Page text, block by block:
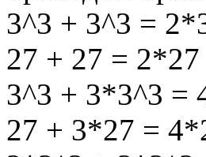
3^3 + 3^3 =
27 + 27 = 2*27
3^3 + 3*3^3 =
27 + 3*27 =